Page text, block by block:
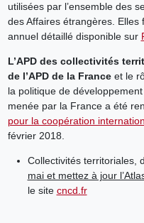
utilisées par l’ensemble des
des Affaires étrangères. Elles
annuel détaillé disponible sur
L’APD des collectivités
de l’APD de la Franceet le
la politique de
menée par la France a été
pour la coopération
février 2018.
Collectivités territoriales,
mai et mettez à jour
le site cncd.fr